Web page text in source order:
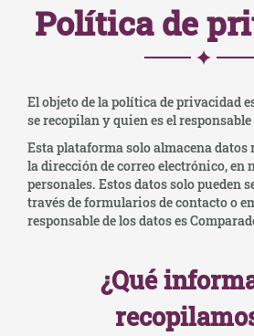
Política de
El objeto de la política de privacidad
se recopilan y quien es el responsable
Esta plataforma solo almacena
la dirección de correo electrónico, en
personales. Estos datos solo pueden
través de formularios de contacto o
responsable de los datos es
¿Qué